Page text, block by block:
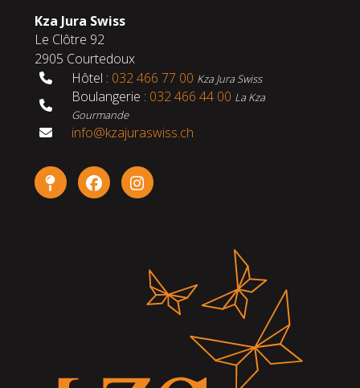
Kza Jura Swiss
Le Clôtre 92
2905 Courtedoux
Hôtel : 032 466 77 00 Kza Jura Swiss
Boulangerie : 032 466 44 00 La Kza
Gourmande
info@kzajuraswiss.ch